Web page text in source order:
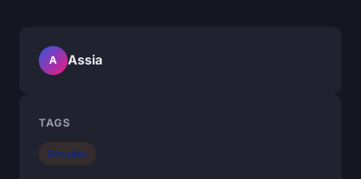
A Assia
TAGS
Bon plan